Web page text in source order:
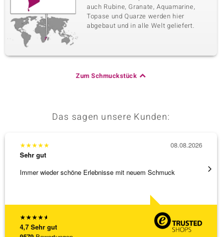
auch Rubine, Granate, Aquamarine,
Topase und Quarze werden hier
abgebaut und in alle Welt geliefert.
Zum Schmuckstück
Das sagen unsere Kunden:
★★★★★
4,7 Sehr gut
★★★★★
Sehr gut
Immer wieder schöne Erlebnisse mit neuem Schmuck
08.08.2026